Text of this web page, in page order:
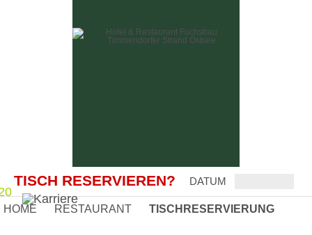
TISCH RESERVIEREN? DATUM
HOME RESTAURANT TISCHRESERVIERUNG